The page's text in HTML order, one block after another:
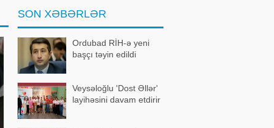
SON XƏBƏRLƏR
Ordubad RİH-ə yeni
başçı təyin edildi
Veysəloğlu 'Dost Əllər'
layihəsini davam etdirir